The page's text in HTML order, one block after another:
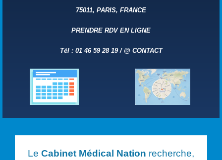
75011, PARIS, FRANCE
PRENDRE RDV EN LIGNE
Tél : 01 46 59 28 19 / @ CONTACT
Le Cabinet Médical Nation recherche,